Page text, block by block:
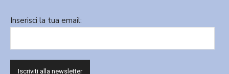
Inserisci la tua email: